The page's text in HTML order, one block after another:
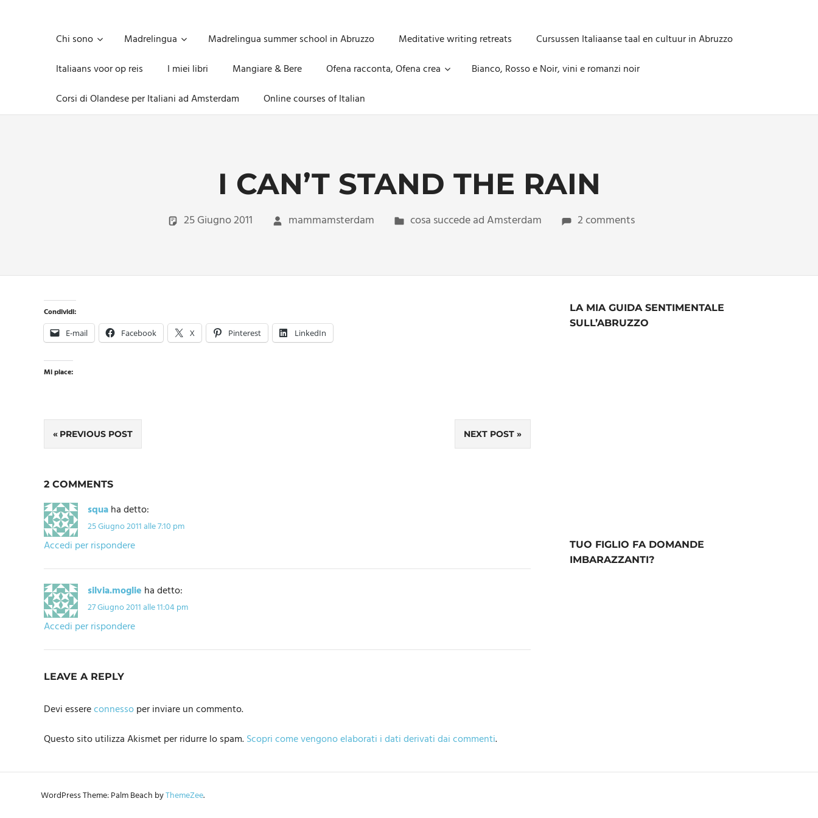
imprescindibile,
inevitabile
Mammamsterdam
oggi
anche
Chi sono Madrelingua Madrelingua summer school in Abruzzo Meditative writing retreats
Cursussen Italiaanse taal en cultuur in Abruzzo
Italiaans voor op reis
I miei libri Mangiare & Bere Ofena racconta, Ofena crea
Bianco, Rosso e Noir, vini e romanzi noir
Corsi di Olandese per Italiani ad Amsterdam
Online courses of Italian
I CAN’T STAND THE RAIN
25 Giugno 2011 mammamsterdam cosa succede ad Amsterdam 2 comments
Condividi:
E-mail Facebook X Pinterest LinkedIn
Mi piace:
Navigazione
PREVIOUS POST NEXT POST
2 COMMENTS
squaha detto:
25 Giugno 2011 alle 7:10 pm
Accedi per rispondere
silvia.moglie ha detto:
27 Giugno 2011 alle 11:04 pm
Accedi per rispondere
LEAVE A REPLY
Devi essereconnessoper inviare un commento.
Questo sito utilizza Akismet per ridurre lo spam.Scopri come vengono elaborati i dati derivati dai commenti.
LA MIA GUIDA SENTIMENTALE
SULL’ABRUZZO
TUO FIGLIO FA DOMANDE
IMBARAZZANTI?
WordPress Theme: Palm Beach byThemeZee.